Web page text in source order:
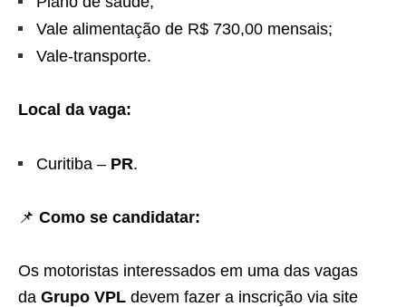
Vale alimentação de R$ 730,00 mensais;
Vale-transporte.
Local da vaga:
Curitiba – PR.
📌 Como se candidatar:
Os motoristas interessados em uma das vagas
da Grupo VPL devem fazer a inscrição via site